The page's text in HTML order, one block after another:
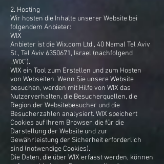
2. Hosting
Wir hosten die Inhalte unserer Website bei
folgendem Anbieter:
WIX
Anbieter ist die Wix.com Ltd., 40 Namal Tel Aviv
St., Tel Aviv 6350671, Israel (nachfolgend
„WIX“).
WIX ein Tool zum Erstellen und zum Hosten
von Webseiten. Wenn Sie unsere Website
besuchen, werden mit Hilfe von WIX das
Nutzerverhalten, die Besucherquellen, die
Region der Websitebesucher und die
Besucherzahlen analysiert. WIX speichert
Cookies auf Ihrem Browser, die für die
Darstellung der Website und zur
Gewährleistung der Sicherheit erforderlich
sind (notwendige Cookies).
Die Daten, die über WIX erfasst werden, können